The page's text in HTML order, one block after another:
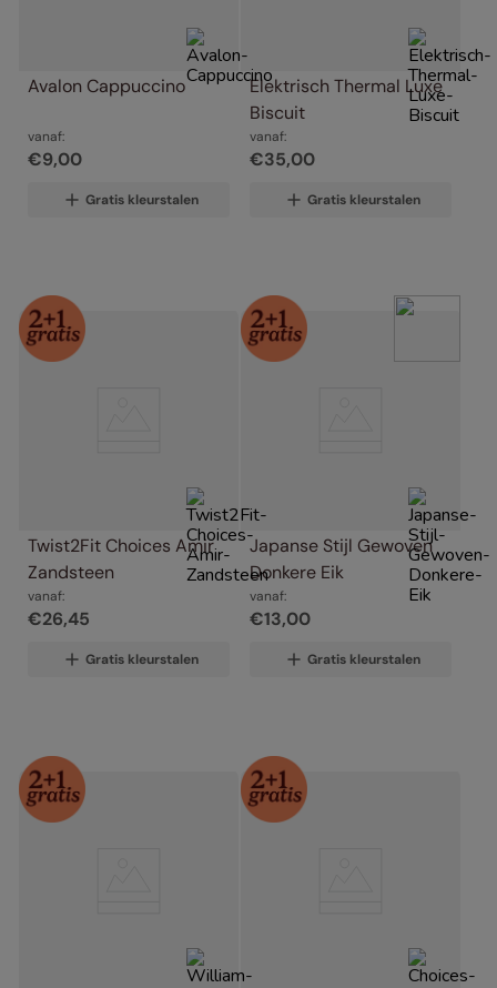
Avalon Cappuccino
vanaf:
€9,00
Gratis kleurstalen
Elektrisch Thermal Luxe
Biscuit
vanaf:
€35,00
Gratis kleurstalen
Twist2Fit Choices Amir
Zandsteen
vanaf:
€26,45
Gratis kleurstalen
Japanse Stijl Gewoven
Donkere Eik
vanaf:
€13,00
Gratis kleurstalen